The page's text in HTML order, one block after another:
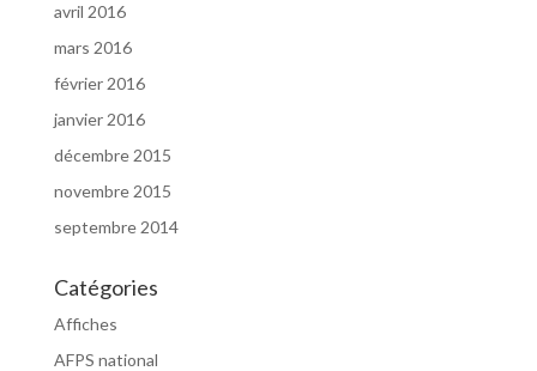
avril 2016
mars 2016
février 2016
janvier 2016
décembre 2015
novembre 2015
septembre 2014
Catégories
Affiches
AFPS national